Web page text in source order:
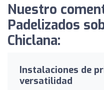
Nuestro
Padelizados
Chiclana:
Instalaciones de
versatilidad